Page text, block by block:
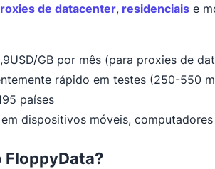
de datacenter, residenciais e
GB por mês (para proxies de
rápido em testes (250-550
países
dispositivos móveis,
FloppyData?